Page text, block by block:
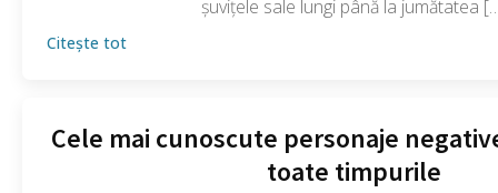
șuvițele sale lungi până la jumătatea
Citește tot
Cele mai cunoscute personaje
toate timpurile